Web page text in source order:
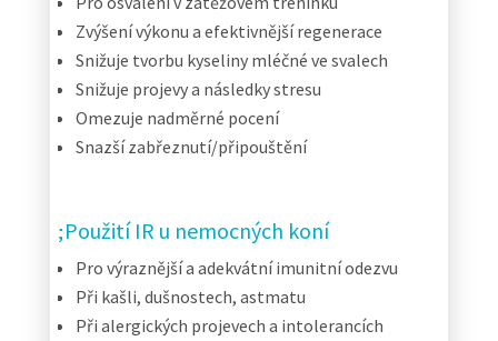
Zvýšení výkonu a efektivnější regenerace
Snižuje tvorbu kyseliny mléčné ve svalech
Snižuje projevy a následky stresu
Omezuje nadměrné pocení
Snazší zabřeznutí/připouštění
Použití IR u nemocných koní
Pro výraznější a adekvátní imunitní odezvu
Při kašli, dušnostech, astmatu
Při alergických projevech a intolerancích